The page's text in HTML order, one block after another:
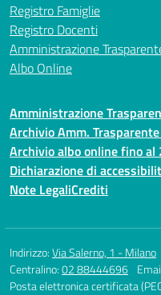
Registro Famiglie
Registro Docenti
Amministrazione
Albo Online
Amministrazione
Archivio Amm.
Archivio albo online fino al
Dichiarazione di
Note LegaliCrediti
Indirizzo:Via Salerno, 1 - Milano
Centralino:02 88444696
Posta elettronica certificata